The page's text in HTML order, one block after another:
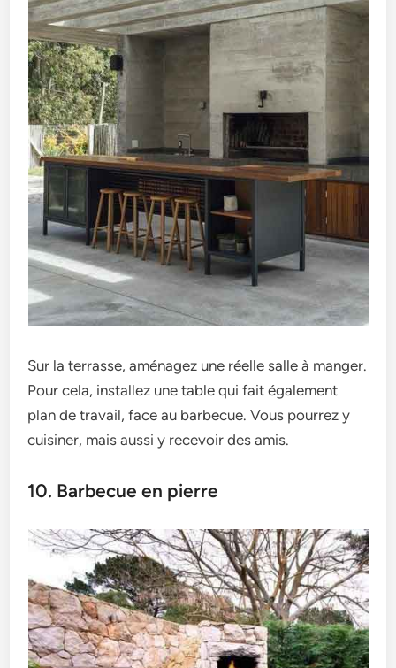
Sur la terrasse, aménagez une réelle salle à manger.
Pour cela, installez une table qui fait également
plan de travail, face au barbecue. Vous pourrez y
cuisiner, mais aussi y recevoir des amis.
10. Barbecue en pierre